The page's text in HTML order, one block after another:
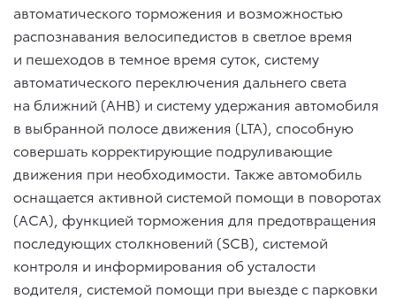
автоматического торможения и возможностью
распознавания велосипедистов в светлое время
и пешеходов в темное время суток, систему
автоматического переключения дальнего света
на ближний (AHB) и систему удержания автомобиля
в выбранной полосе движения (LTA), способную
совершать корректирующие подруливающие
движения при необходимости. Также автомобиль
оснащается активной системой помощи в поворотах
(ACA), функцией торможения для предотвращения
последующих столкновений (SCB), системой
контроля и информирования об усталости
водителя, системой помощи при выезде с парковки